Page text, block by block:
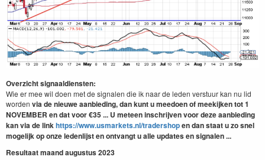
Overzicht signaaldiensten:
Wie er mee wil doen met de signalen die ik naar de leden verstuur kan nu lid
worden via de nieuwe aanbieding, dan kunt u meedoen of meekijken tot 1
NOVEMBER en datvoor €35 ... U meteen inschrijven voor deze aanbieding
kan via de linkhttps://www.usmarkets.nl/tradershopen dan staat u zo snel
mogelijk op onze ledenlijst en ontvangt u alle updates en signalen ...
Resultaat maand augustus 2023